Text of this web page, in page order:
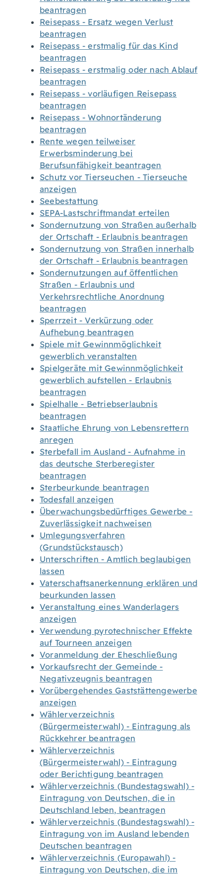
beantragen
Reisepass - Ersatz wegen Verlust
beantragen
Reisepass - erstmalig für das Kind
beantragen
Reisepass - erstmalig oder nach Ablauf
beantragen
Reisepass - vorläufigen Reisepass
beantragen
Reisepass - Wohnortänderung
beantragen
Rente wegen teilweiser
Erwerbsminderung bei
Berufsunfähigkeit beantragen
Schutz vor Tierseuchen - Tierseuche
anzeigen
Seebestattung
SEPA-Lastschriftmandat erteilen
Sondernutzung von Straßen außerhalb
der Ortschaft - Erlaubnis beantragen
Sondernutzung von Straßen innerhalb
der Ortschaft - Erlaubnis beantragen
Sondernutzungen auf öffentlichen
Straßen - Erlaubnis und
Verkehrsrechtliche Anordnung
beantragen
Sperrzeit - Verkürzung oder
Aufhebung beantragen
Spiele mit Gewinnmöglichkeit
gewerblich veranstalten
Spielgeräte mit Gewinnmöglichkeit
gewerblich aufstellen - Erlaubnis
beantragen
Spielhalle - Betriebserlaubnis
beantragen
Staatliche Ehrung von Lebensrettern
anregen
Sterbefall im Ausland - Aufnahme in
das deutsche Sterberegister
beantragen
Sterbeurkunde beantragen
Todesfall anzeigen
Überwachungsbedürftiges Gewerbe -
Zuverlässigkeit nachweisen
Umlegungsverfahren
(Grundstückstausch)
Unterschriften - Amtlich beglaubigen
lassen
Vaterschaftsanerkennung erklären und
beurkunden lassen
Veranstaltung eines Wanderlagers
anzeigen
Verwendung pyrotechnischer Effekte
auf Tourneen anzeigen
Voranmeldung der Eheschließung
Vorkaufsrecht der Gemeinde -
Negativzeugnis beantragen
Vorübergehendes Gaststättengewerbe
anzeigen
Wählerverzeichnis
(Bürgermeisterwahl) - Eintragung als
Rückkehrer beantragen
Wählerverzeichnis
(Bürgermeisterwahl) - Eintragung
oder Berichtigung beantragen
Wählerverzeichnis (Bundestagswahl) -
Eintragung von Deutschen, die in
Deutschland leben, beantragen
Wählerverzeichnis (Bundestagswahl) -
Eintragung von im Ausland lebenden
Deutschen beantragen
Wählerverzeichnis (Europawahl) -
Eintragung von Deutschen, die im